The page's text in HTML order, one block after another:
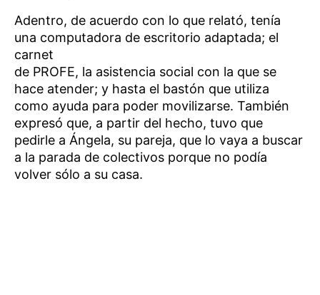
Adentro, de acuerdo con lo que relató, tenía
una computadora de escritorio adaptada; el
carnet
de PROFE, la asistencia social con la que se
hace atender; y hasta el bastón que utiliza
como ayuda para poder movilizarse. También
expresó que, a partir del hecho, tuvo que
pedirle a Ángela, su pareja, que lo vaya a buscar
a la parada de colectivos porque no podía
volver sólo a su casa.